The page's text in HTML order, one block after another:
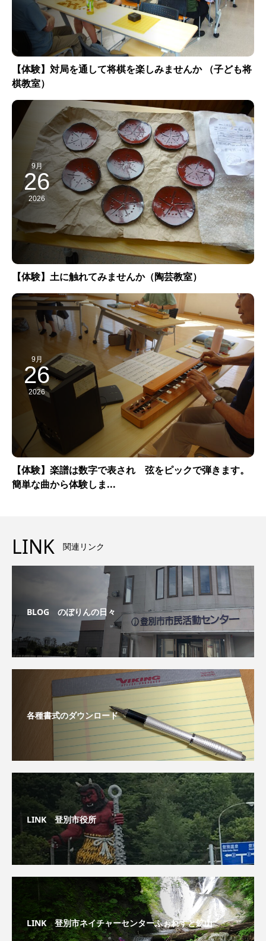
【体験】対局を通して将棋を楽しみませんか （子ども将
棋教室）
9月
26
2026
【体験】土に触れてみませんか（陶芸教室）
9月
26
2026
【体験】楽譜は数字で表され 弦をピックで弾きます。
簡単な曲から体験しま...
LINK 関連リンク
BLOG のぼりんの日々
各種書式のダウンロード
LINK 登別市役所
LINK 登別市ネイチャーセンターふぉれすと鉱山